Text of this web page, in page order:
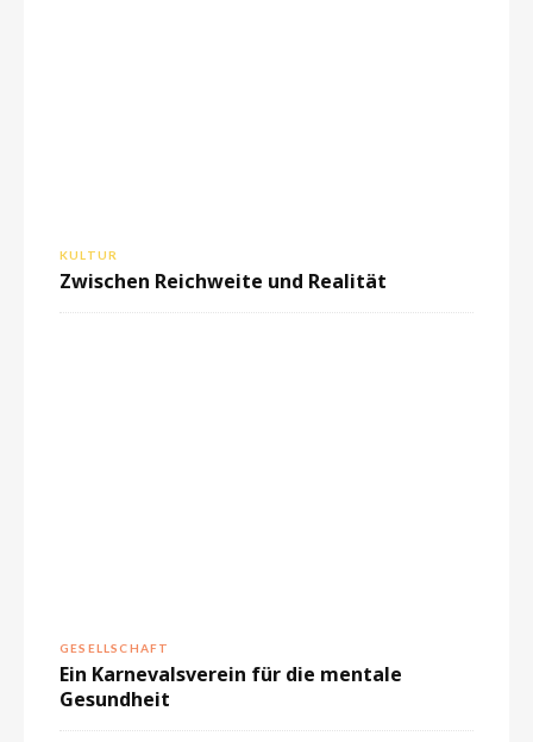
KULTUR
Zwischen Reichweite und Realität
GESELLSCHAFT
Ein Karnevalsverein für die mentale
Gesundheit